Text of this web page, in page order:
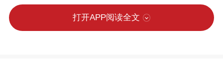
“十五五”开局之年，我国深入实施种业
打开APP阅读全文